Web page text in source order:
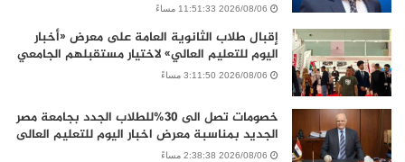
2026/08/06 11:51:33 مساءً
إقبال طلاب الثانوية العامة على معرض «أخبار
اليوم للتعليم العالي» لاختيار مستقبلهم الجامعي
2026/08/06 3:11:50 مساءً
خصومات تصل الى 30%للطلاب الجدد بجامعة مصر
الجديد بمناسبة معرض اخبار اليوم للتعليم العالى
2026/08/06 2:38:38 مساءً